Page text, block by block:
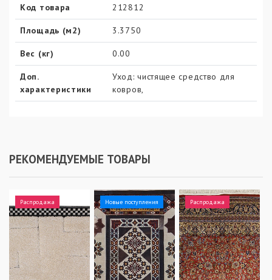
Код товара 212812
Площадь (м2) 3.3750
Вес (кг) 0.00
Доп.
характеристики
Уход: чистящее средство для
ковров,
РЕКОМЕНДУЕМЫЕ ТОВАРЫ
Распродажа Новые поступления Распродажа